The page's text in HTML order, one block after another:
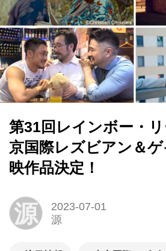
第31回レインボー・
京国際レズビアン＆
映作品決定！
源
2023-07-01
源